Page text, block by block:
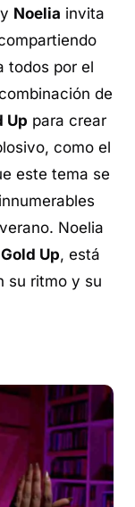
Noelia invita
todos por el
de
Up para crear
como el
este tema se
Noelia
Gold Up, está
su ritmo y su